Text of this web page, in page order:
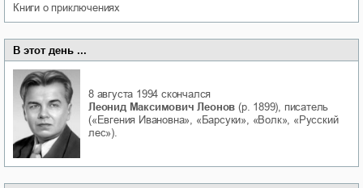
книги о приключениях
В этот день ...
8 августа 1994 скончался
Леонид Максимович Леонов (р. 1899), писатель
(«Евгения Ивановна», «Барсуки», «Волк», «Русский
лес»).